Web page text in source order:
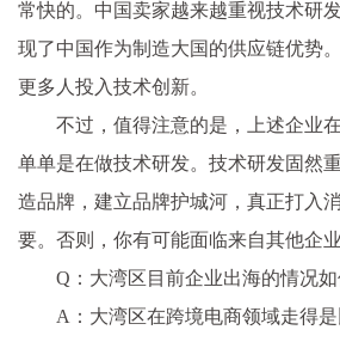
常快的。中国卖家越来越重视技术研
现了中国作为制造大国的供应链优势
更多人投入技术创新。
不过，值得注意的是，上述企业
单单是在做技术研发。技术研发固然
造品牌，建立品牌护城河，真正打入
要。否则，你有可能面临来自其他企
Q：大湾区目前企业出海的情况如
A：大湾区在跨境电商领域走得